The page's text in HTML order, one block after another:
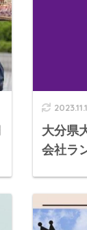
大分県
会社ラ